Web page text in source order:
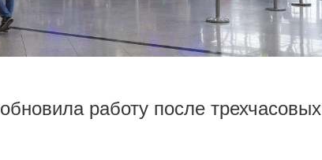
работу после трехчасовых